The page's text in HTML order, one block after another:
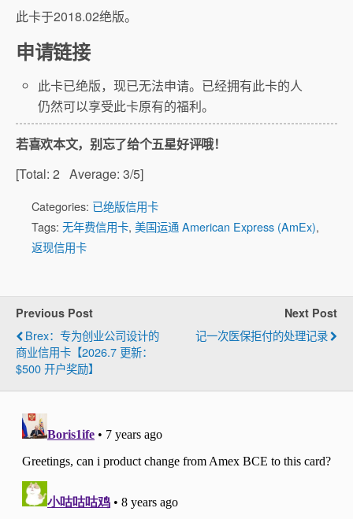
此卡于2018.02绝版。
申请链接
此卡已绝版，现已无法申请。已经拥有此卡的人
仍然可以享受此卡原有的福利。
若喜欢本文，别忘了给个五星好评哦！
[Total: 2 Average: 3/5]
Categories: 已绝版信用卡
Tags: 无年费信用卡, 美国运通 American Express (AmEx),
返现信用卡
Previous Post
Brex：专为创业公司设计的
商业信用卡【2026.7 更新：
$500 开户奖励】
Next Post
记一次医保拒付的处理记录